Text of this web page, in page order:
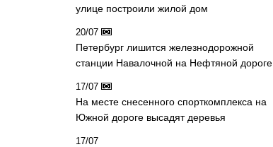
улице построили жилой дом
20/07
Петербург лишится железнодорожной
станции Навалочной на Нефтяной дороге
17/07
На месте снесенного спорткомплекса на
Южной дороге высадят деревья
17/07